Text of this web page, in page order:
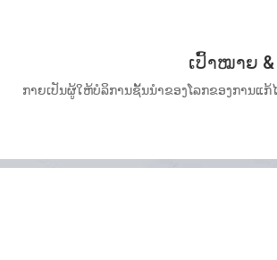
ເປົ້າໝາຍ
ກາຍເປັນຜູ້ໃຫ້ບໍລິການຊັ້ນນໍາຂອງໂລກຂອງການແກ້